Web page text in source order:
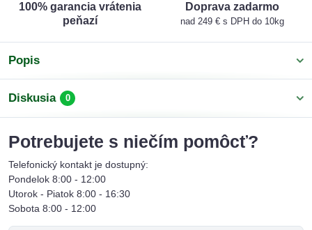
100% garancia vrátenia
peňazí
Doprava zadarmo
nad 249 € s DPH do 10kg
Popis
Diskusia 0
Potrebujete s niečím pomôcť?
Telefonický kontakt je dostupný:
Pondelok 8:00 - 12:00
Utorok - Piatok 8:00 - 16:30
Sobota 8:00 - 12:00